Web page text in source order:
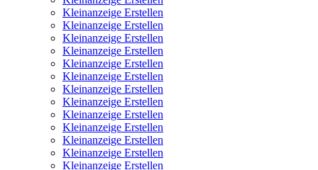
Kleinanzeige Erstellen
Kleinanzeige Erstellen
Kleinanzeige Erstellen
Kleinanzeige Erstellen
Kleinanzeige Erstellen
Kleinanzeige Erstellen
Kleinanzeige Erstellen
Kleinanzeige Erstellen
Kleinanzeige Erstellen
Kleinanzeige Erstellen
Kleinanzeige Erstellen
Kleinanzeige Erstellen
Kleinanzeige Erstellen